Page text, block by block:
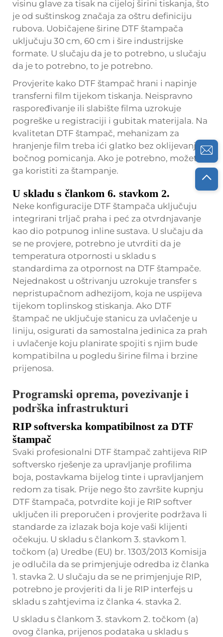
visinu glave za tisak na cijeloj širini tiskanja, što
je od suštinskog značaja za oštru definiciju
rubova. Uobičajene širine DTF štampača
uključuju 30 cm, 60 cm i šire industrijske
formate. U slučaju da je to potrebno, u slučaju
da je to potrebno, to je potrebno.
Provjerite kako DTF štampač hrani i napinje
transferni film tijekom tiskanja. Neispravno
raspoređivanje ili slabište filma uzrokuje
pogreške u registraciji i gubitak materijala. Na
kvalitetan DTF štampač, mehanizam za
hranjenje film treba ići glatko bez oklijevanja ili
bočnog pomicanja. Ako je potrebno, možete
ga koristiti za štampanje.
U skladu s člankom 6. stavkom 2.
Neke konfiguracije DTF štampača uključuju
integrirani trljač praha i peć za otvrdnjavanje
kao dio potpunog inline sustava. U slučaju da
se ne provjere, potrebno je utvrditi da je
temperatura otpornosti u skladu s
standardima za otpornost na DTF štampače.
Nejednakost u oštrivanju uzrokuje transfer s
nepristupačnom adhezijom, koja ne uspijeva
tijekom toplinskog stiskanja. Ako DTF
štampač ne uključuje stanicu za uvlačenje u
liniju, osigurati da samostalna jedinica za prah
i uvlačenje koju planirate spojiti s njim bude
kompatibilna u pogledu širine filma i brzine
prijenosa.
Programski oprema, povezivanje i
podrška infrastrukturi
RIP softverska kompatibilnost za DTF
štampač
Svaki profesionalni DTF štampač zahtijeva RIP
softversko rješenje za upravljanje profilima
boja, postavkama bijelog tinte i upravljanjem
redom za tisak. Prije nego što završite kupnju
DTF štampača, potvrdite koji je RIP softver
uključen ili preporučen i provjerite podržava li
standarde za izlazak boja koje vaši klijenti
očekuju. U skladu s člankom 3. stavkom 1.
točkom (a) Uredbe (EU) br. 1303/2013 Komisija
je odlučila da se primjenjuje odredba iz članka
1. stavka 2. U slučaju da se ne primjenjuje RIP,
potrebno je provjeriti da li je RIP interfejs u
skladu s zahtjevima iz članka 4. stavka 2.
U skladu s člankom 3. stavkom 2. točkom (a)
ovog članka, prijenos podataka u skladu s